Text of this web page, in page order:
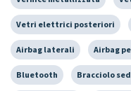
Vetri elettrici posteriori
Airbag laterali Airbag
Bluetooth Bracciolo